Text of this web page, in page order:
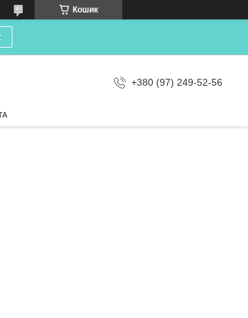
Кошик
+380 (97) 249-52-56